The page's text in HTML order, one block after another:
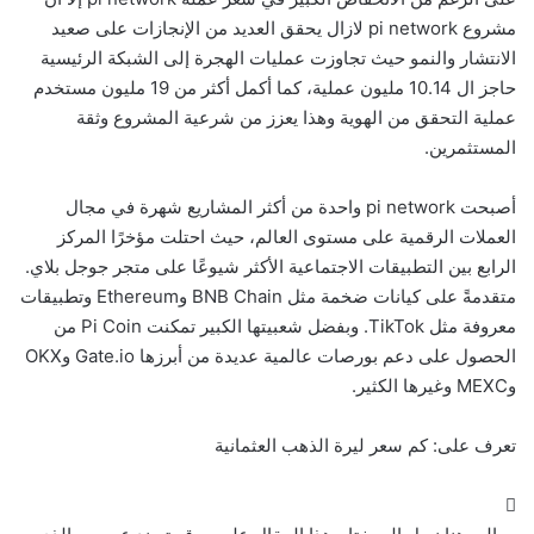
مشروع pi network لازال يحقق العديد من الإنجازات على صعيد
الانتشار والنمو حيث تجاوزت عمليات الهجرة إلى الشبكة الرئيسية
حاجز ال 10.14 مليون عملية، كما أكمل أكثر من 19 مليون مستخدم
عملية التحقق من الهوية وهذا يعزز من شرعية المشروع وثقة
المستثمرين.
أصبحت pi network واحدة من أكثر المشاريع شهرة في مجال
العملات الرقمية على مستوى العالم، حيث احتلت مؤخرًا المركز
الرابع بين التطبيقات الاجتماعية الأكثر شيوعًا على متجر جوجل بلاي.
متقدمةً على كيانات ضخمة مثل BNB Chain وEthereum وتطبيقات
معروفة مثل TikTok. وبفضل شعبيتها الكبير تمكنت Pi Coin من
الحصول على دعم بورصات عالمية عديدة من أبرزها Gate.io وOKX
وMEXC وغيرها الكثير.
تعرف على:كم سعر ليرة الذهب العثمانية